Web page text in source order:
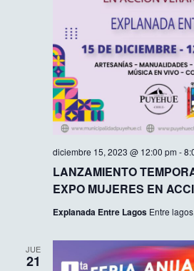
LANZAMIENTO
EXPO MUJERES EN
diciembre 15, 2023 @ 12:00 pm -
Explanada Entre Lagos Entre
JUE
21